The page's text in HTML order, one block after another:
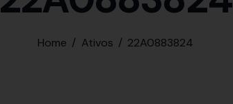
Home Ativos 22A0883824